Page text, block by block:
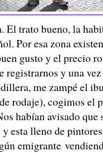
El trato bueno, la
Por esa zona
gusto y el precio
registrarnos y una
me zampé el
rodaje), cogimos el
habían avisado que
esta lleno de
emigrante